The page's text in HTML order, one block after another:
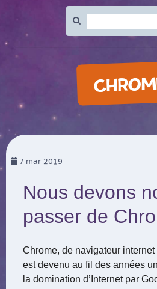
:
7 mar 2019
Nous devons
passer de
Chrome, de navigateur
est devenu au fil des années
la domination d’Internet par